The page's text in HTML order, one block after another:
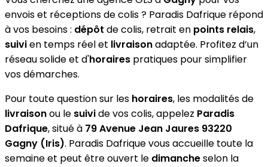
envois et réceptions de colis ? Paradis Dafrique répond
à vos besoins : dépôt de colis, retrait en points relais,
suivien temps réel et livraisonadaptée. Profitez d’un
réseau solide et d'horaires pratiques pour simplifier
vos démarches.
Pour toute question sur les horaires, les modalités de
livraisonou le suivide vos colis, appelez Paradis
Dafrique, situé à 79 Avenue Jean Jaures 93220
Gagny (Iris). Paradis Dafrique vous accueille toute la
semaine et peut être ouvert le dimancheselon la